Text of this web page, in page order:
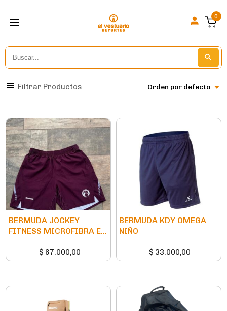
0
Search
for:
Search
Filtrar Productos Orden por defecto
BERMUDA JOCKEY
FITNESS MICROFIBRA E...
$ 67.000,00
BERMUDA KDY OMEGA
NIÑO
$ 33.000,00